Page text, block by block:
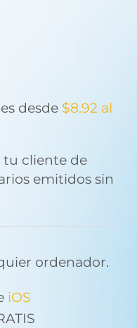
desde $8.92 al
tu cliente de
emitidos sin
ordenador.
iOS